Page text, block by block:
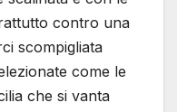
contro una
scompigliata
come le
che si vanta